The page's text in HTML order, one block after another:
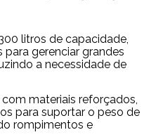
litros de capacidade,
gerenciar grandes
a necessidade de
materiais reforçados,
para suportar o peso de
rompimentos e